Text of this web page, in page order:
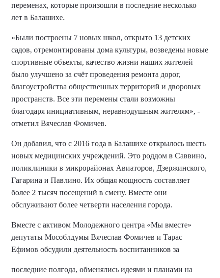
переменах, которые произошли в последние несколько
лет в Балашихе.
«Были построены 7 новых школ, открыто 13 детских
садов, отремонтированы дома культуры, возведены новые
спортивные объекты, качество жизни наших жителей
было улучшено за счёт проведения ремонта дорог,
благоустройства общественных территорий и дворовых
пространств. Все эти перемены стали возможны
благодаря инициативным, неравнодушным жителям», -
отметил Вячеслав Фомичев.
Он добавил, что с 2016 года в Балашихе открылось шесть
новых медицинских учреждений. Это роддом в Саввино,
поликлиники в микрорайонах Авиаторов, Дзержинского,
Гагарина и Павлино. Их общая мощность составляет
более 2 тысяч посещений в смену. Вместе они
обслуживают более четверти населения города.
Вместе с активом Молодежного центра «Мы вместе»
депутаты Мособлдумы Вячеслав Фомичев и Тарас
Ефимов обсудили деятельность воспитанников за
последние полгода, обменялись идеями и планами на